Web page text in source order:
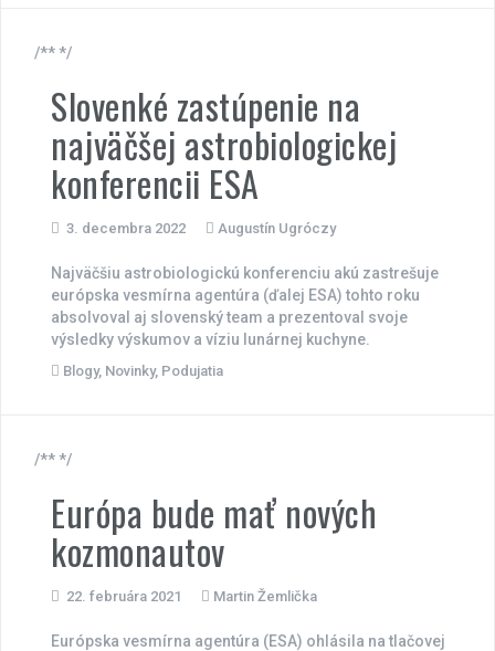
/** */
Slovenké zastúpenie na
najväčšej astrobiologickej
konferencii ESA
3. decembra 2022 Augustín Ugróczy
Najväčšiu astrobiologickú konferenciu akú zastrešuje
európska vesmírna agentúra (ďalej ESA) tohto roku
absolvoval aj slovenský team a prezentoval svoje
výsledky výskumov a víziu lunárnej kuchyne.
Blogy, Novinky, Podujatia
/** */
Európa bude mať nových
kozmonautov
22. februára 2021 Martin Žemlička
Európska vesmírna agentúra (ESA) ohlásila na tlačovej